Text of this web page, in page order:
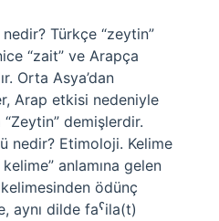
Türkçe “zeytin”
“zait” ve Arapça
Orta Asya’dan
Arap etkisi nedeniyle
demişlerdir.
nedir? Etimoloji. Kelime
anlamına gelen
aynı dilde faˁila(t)